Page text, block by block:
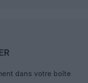
dans votre boîte